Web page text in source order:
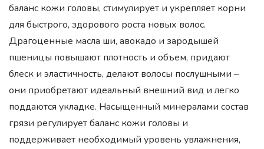
баланс кожи головы, стимулирует и укрепляет корни
для быстрого, здорового роста новых волос.
Драгоценные масла ши, авокадо и зародышей
пшеницы повышают плотность и объем, придают
блеск и эластичность, делают волосы послушными –
они приобретают идеальный внешний вид и легко
поддаются укладке. Насыщенный минералами состав
грязи регулирует баланс кожи головы и
поддерживает необходимый уровень увлажнения,